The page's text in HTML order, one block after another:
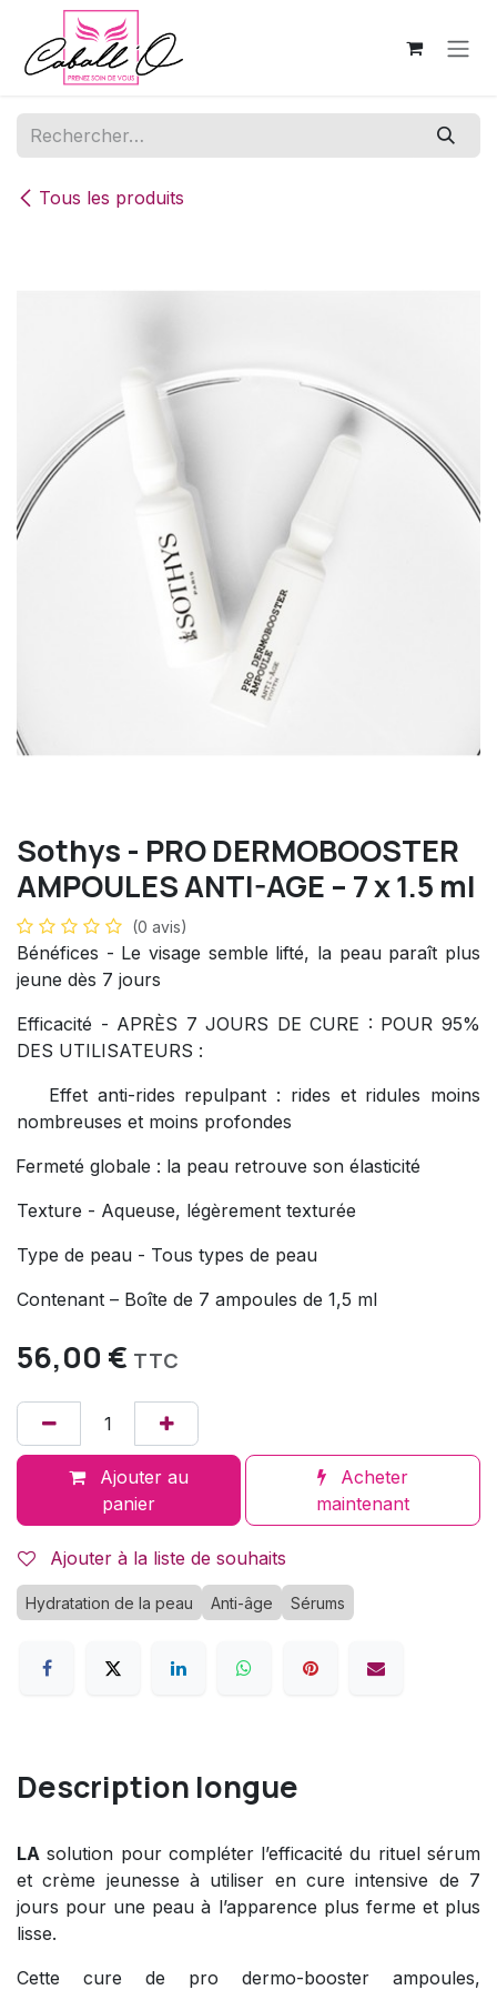
Se rendre au contenu
Tous les produits
Sothys - PRO DERMOBOOSTER
AMPOULES ANTI-AGE – 7 x 1.5 ml
(0 avis)
Bénéfices - Le visage semble lifté, la peau paraît plus
jeune dès 7 jours
Efficacité - APRÈS 7 JOURS DE CURE : POUR 95%
DES UTILISATEURS :
Effet anti-rides repulpant : rides et ridules moins
nombreuses et moins profondes
Fermeté globale : la peau retrouve son élasticité
Texture - Aqueuse, légèrement texturée
Type de peau - Tous types de peau
Contenant – Boîte de 7 ampoules de 1,5 ml
56,00 € TTC
Ajouter au
panier
Acheter
maintenant
Ajouter à la liste de souhaits
Hydratation de la peau Anti-âge Sérums
Description longue
LA solution pour compléter l’efficacité du rituel sérum
et crème jeunesse à utiliser en cure intensive de 7
jours pour une peau à l’apparence plus ferme et plus
lisse.
Cette cure de pro dermo-booster ampoules,